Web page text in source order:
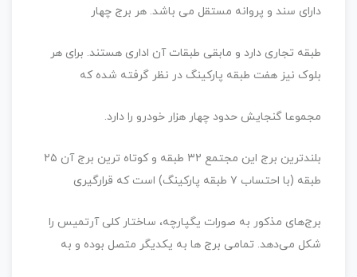
دارای سند و پروانه مستقل می باشد. هر برج چهار
طبقه تجاری دارد و مابقی طبقات آن اداری هستند. برای هر
بلوک نیز هفت طبقه پارکینگ در نظر گرفته شده که
مجموعا گنجایش حدود چهار هزار خودرو را دارد.
بلندترین برج این مجتمع ۳۲ طبقه و کوتاه ترین برج آن ۲۵
طبقه (با احتساب ۷ طبقه پارکینگ) است که قرارگیری
برج‌های مذکور به صورات یگپارچه، ساختار کلی آرتمیس را
شکل می‌دهد. تمامی برج ها به یکدیگر متصل بوده و به